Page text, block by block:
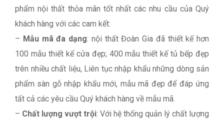
phẩm nội thất thỏa mãn tốt nhất các nhu cầu của Quý
khách hàng với các cam kết:
– Mẫu mã đa dạng: nội thất Đoàn Gia đã thiết kế hơn
100 mẫu thiết kế cửa đẹp; 400 mẫu thiết kế tủ bếp đẹp
trên nhiều chất liệu, Liên tục nhập khẩu những dòng sản
phẩm sàn gỗ nhập khẩu mới, mẫu mã đẹp để đáp ứng
tất cả các yêu cầu Quý khách hàng về mẫu mã.
– Chất lượng vượt trội: Với hệ thống quản lý chất lượng